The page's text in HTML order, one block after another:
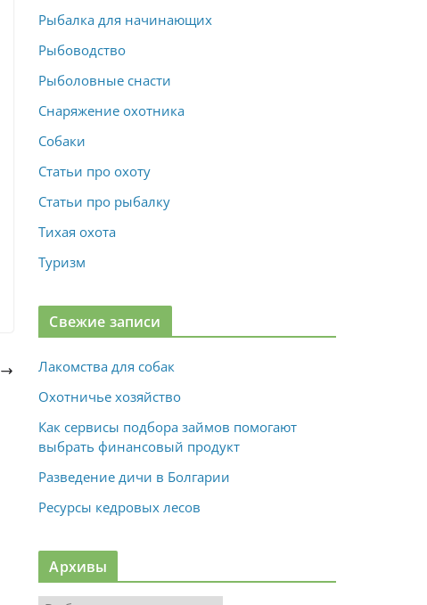
Рыбалка для начинающих
Рыбоводство
Рыболовные снасти
Снаряжение охотника
Собаки
Статьи про охоту
Статьи про рыбалку
Тихая охота
Туризм
Свежие записи
Лакомства для собак
Охотничье хозяйство
Как сервисы подбора займов помогают
выбрать финансовый продукт
Разведение дичи в Болгарии
Ресурсы кедровых лесов
Архивы